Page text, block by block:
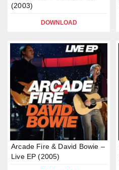
(2003)
DOWNLOAD
Arcade Fire & David Bowie –
Live EP (2005)